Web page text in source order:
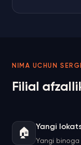
NIMA UCHUN
Filial
🏠
Yangi
Yangi